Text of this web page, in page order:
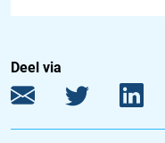
Deel via